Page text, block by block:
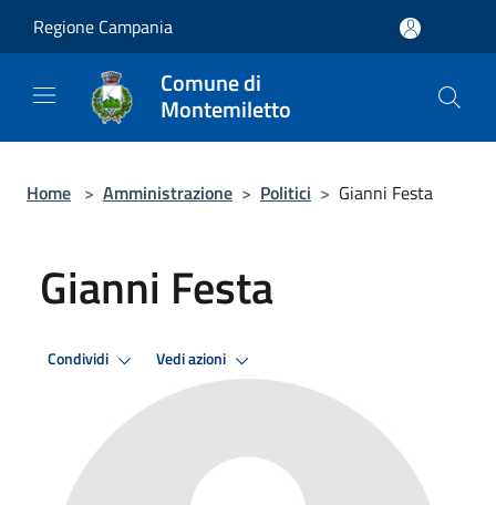
Regione Campania
Comune di
Montemiletto
Home > Amministrazione > Politici > Gianni Festa
Gianni Festa
Condividi Vedi azioni